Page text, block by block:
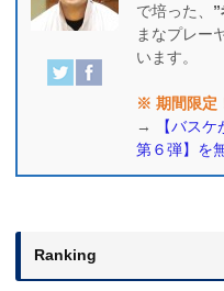
で培った、
まなプレー
います。
※ 期間限定
→
【バス
第６弾】を
Ranking